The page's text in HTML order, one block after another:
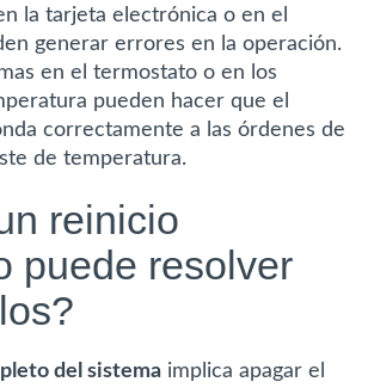
la tarjeta electrónica o en el
generar errores en la operación.
en el termostato o en los
pueden hacer que el
correctamente a las órdenes de
de temperatura.
reinicio
puede resolver
del sistema implica apagar el